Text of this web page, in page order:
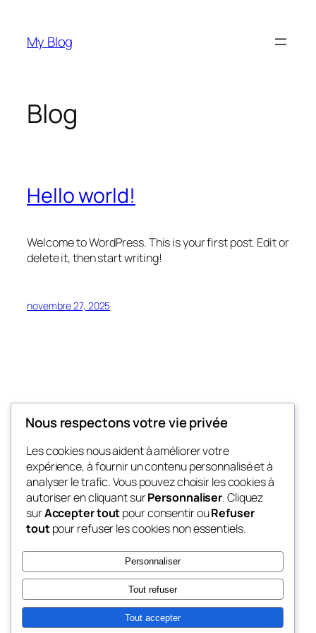
contenu
My Blog
Blog
Hello world!
Welcome to WordPress. This is your first post. Edit or
delete it, then start writing!
novembre 27, 2025
My Blog
My WordPress Blog
Blog
À propos
FAQ
Auteurs/autrices
Évènements
Boutique
Compositions
Thèmes
Nous respectons votre vie privée
Les cookies nous aident à améliorer votre
expérience, à fournir un contenu personnalisé et à
analyser le trafic. Vous pouvez choisir les cookies à
autoriser en cliquant surPersonnaliser. Cliquez
surAccepter toutpour consentir ouRefuser
toutpour refuser les cookies non essentiels.
Personnaliser
Tout refuser
Tout accepter